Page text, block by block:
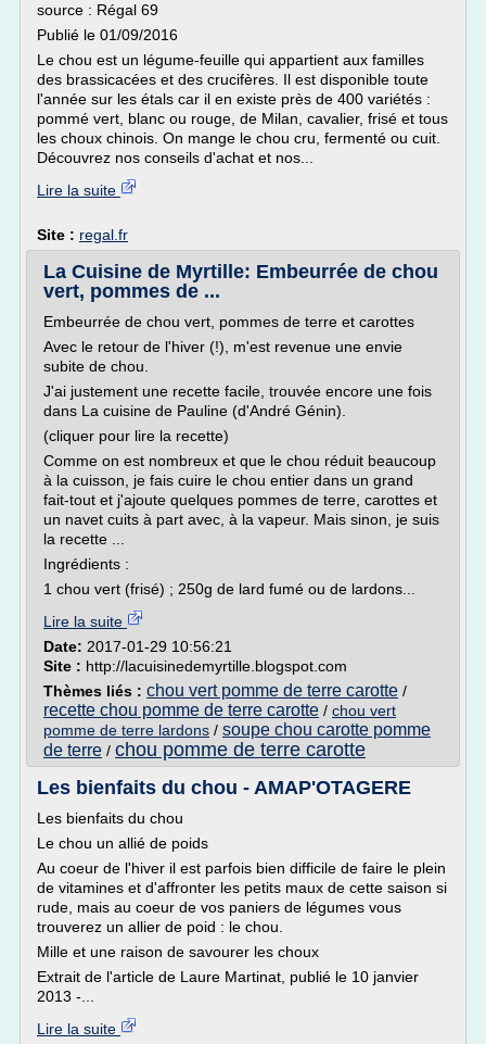
source : Régal 69
Publié le 01/09/2016
Le chou est un légume-feuille qui appartient aux familles
des brassicacées et des crucifères. Il est disponible toute
l'année sur les étals car il en existe près de 400 variétés :
pommé vert, blanc ou rouge, de Milan, cavalier, frisé et tous
les choux chinois. On mange le chou cru, fermenté ou cuit.
Découvrez nos conseils d'achat et nos...
Lire la suite
Site : regal.fr
La Cuisine de Myrtille: Embeurrée de chou
vert, pommes de ...
Embeurrée de chou vert, pommes de terre et carottes
Avec le retour de l'hiver (!), m'est revenue une envie
subite de chou.
J'ai justement une recette facile, trouvée encore une fois
dans La cuisine de Pauline (d'André Génin).
(cliquer pour lire la recette)
Comme on est nombreux et que le chou réduit beaucoup
à la cuisson, je fais cuire le chou entier dans un grand
fait-tout et j'ajoute quelques pommes de terre, carottes et
un navet cuits à part avec, à la vapeur. Mais sinon, je suis
la recette ...
Ingrédients :
1 chou vert (frisé) ; 250g de lard fumé ou de lardons...
Lire la suite
Date: 2017-01-29 10:56:21
Site : http://lacuisinedemyrtille.blogspot.com
Thèmes liés : chou vert pomme de terre carotte /
recette chou pomme de terre carotte / chou vert
pomme de terre lardons / soupe chou carotte pomme
de terre / chou pomme de terre carotte
Les bienfaits du chou - AMAP'OTAGERE
Les bienfaits du chou
Le chou un allié de poids
Au coeur de l'hiver il est parfois bien difficile de faire le plein
de vitamines et d'affronter les petits maux de cette saison si
rude, mais au coeur de vos paniers de légumes vous
trouverez un allier de poid : le chou.
Mille et une raison de savourer les choux
Extrait de l'article de Laure Martinat, publié le 10 janvier
2013 -...
Lire la suite